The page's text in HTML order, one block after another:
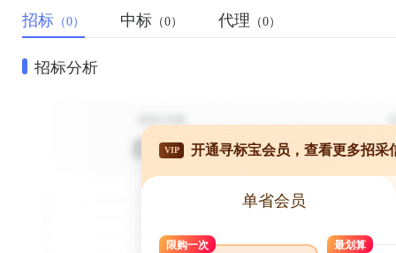
招标 （0） 中标 （0） 代理 （0）
招标分析
VIP 开通寻标宝会员，查看更多招采
单省会员
限购一次 最划算